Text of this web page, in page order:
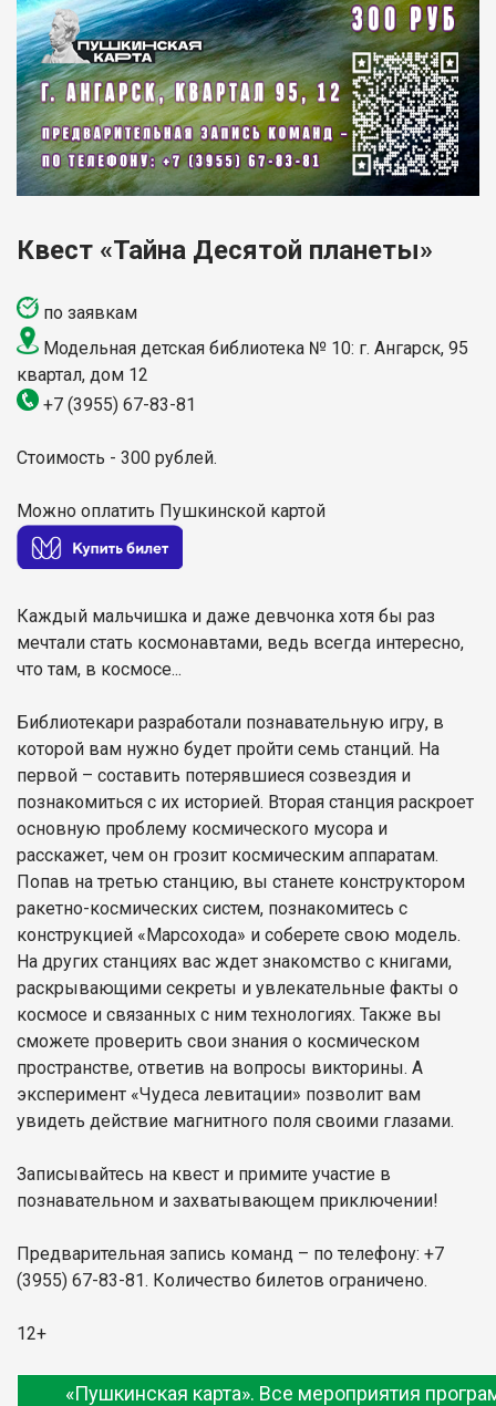
Квест «Тайна Десятой планеты»
по заявкам
Модельная детская библиотека № 10: г. Ангарск, 95
квартал, дом 12
+7 (3955) 67-83-81
Стоимость - 300 рублей.
Можно оплатить Пушкинской картой
Каждый мальчишка и даже девчонка хотя бы раз
мечтали стать космонавтами, ведь всегда интересно,
что там, в космосе...
Библиотекари разработали познавательную игру, в
которой вам нужно будет пройти семь станций. На
первой – составить потерявшиеся созвездия и
познакомиться с их историей. Вторая станция раскроет
основную проблему космического мусора и
расскажет, чем он грозит космическим аппаратам.
Попав на третью станцию, вы станете конструктором
ракетно-космических систем, познакомитесь с
конструкцией «Марсохода» и соберете свою модель.
На других станциях вас ждет знакомство с книгами,
раскрывающими секреты и увлекательные факты о
космосе и связанных с ним технологиях. Также вы
сможете проверить свои знания о космическом
пространстве, ответив на вопросы викторины. А
эксперимент «Чудеса левитации» позволит вам
увидеть действие магнитного поля своими глазами.
Записывайтесь на квест и примите участие в
познавательном и захватывающем приключении!
Предварительная запись команд – по телефону: +7
(3955) 67-83-81. Количество билетов ограничено.
12+
«Пушкинская карта». Все мероприятия